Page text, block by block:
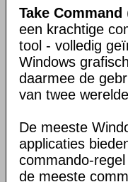
Take Command
een krachtige
tool - volledig
Windows
daarmee de
van twee
De meeste
applicaties
commando-
de meeste